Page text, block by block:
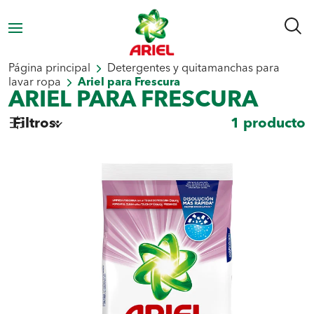
Página principal
Detergentes y quitamanchas para
lavar ropa
Ariel para Frescura
ARIEL PARA FRESCURA
Filtros: 1 producto
Detergente en Polvo para Ropa
Detergente Líquido para Ropa
Seleccionar por necessidad
Quitamanchas